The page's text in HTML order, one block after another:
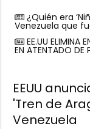
¿Quién era
Venezuela que
EE.UU ELIMINA
EN ATENTADO DE
EEUU
'Tren de
Venezuela